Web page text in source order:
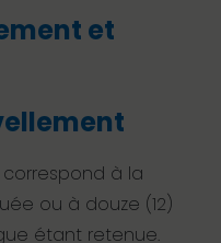
et
à la
ou à douze (12)
étant retenue.